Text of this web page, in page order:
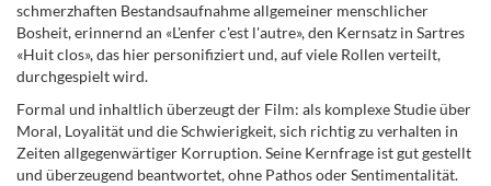
schmerzhaften Bestandsaufnahme allgemeiner menschlicher
Bosheit, erinnernd an «L'enfer c'est l'autre», den Kernsatz in Sartres
«Huit clos», das hier personifiziert und, auf viele Rollen verteilt,
durchgespielt wird.
Formal und inhaltlich überzeugt der Film: als komplexe Studie über
Moral, Loyalität und die Schwierigkeit, sich richtig zu verhalten in
Zeiten allgegenwärtiger Korruption. Seine Kernfrage ist gut gestellt
und überzeugend beantwortet, ohne Pathos oder Sentimentalität.